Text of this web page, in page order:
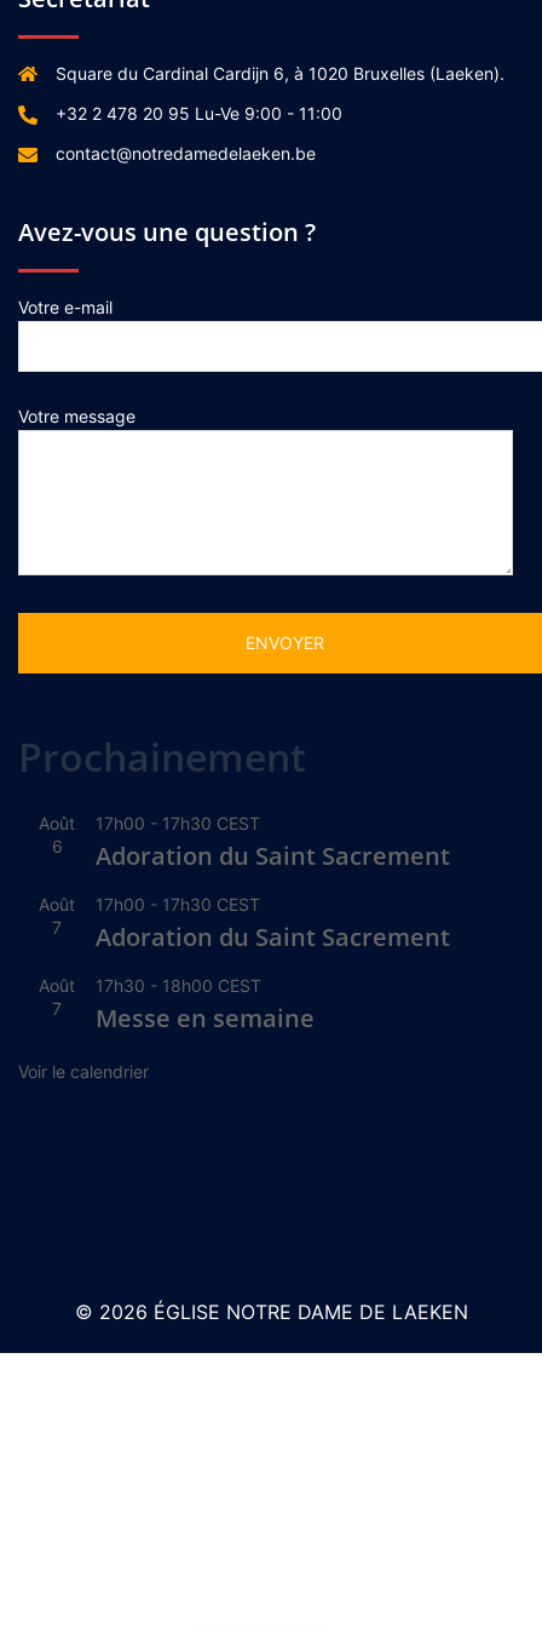
Square du Cardinal Cardijn 6, à 1020 Bruxelles (Laeken).
+32 2 478 20 95 Lu-Ve 9:00 - 11:00
contact@notredamedelaeken.be
Avez-vous une question ?
Votre e-mail
Votre message
Prochainement
Août
6
17h00 - 17h30 CEST
Adoration du Saint Sacrement
Août
7
17h00 - 17h30 CEST
Adoration du Saint Sacrement
Août
7
17h30 - 18h00 CEST
Messe en semaine
Voir le calendrier
© 2026 ÉGLISE NOTRE DAME DE LAEKEN